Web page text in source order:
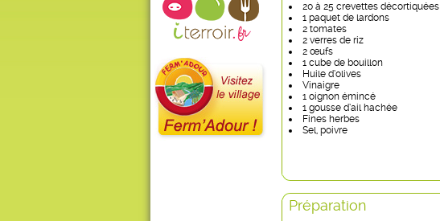
20 à 25 crevettes décortiquées
1 paquet de lardons
2 tomates
2 verres de riz
2 œufs
1 cube de bouillon
Huile d’olives
Vinaigre
1 oignon émincé
1 gousse d’ail hachée
Fines herbes
Sel, poivre
Préparation